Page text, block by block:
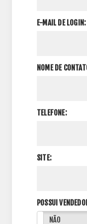
E-MAIL DE LOGIN:
NOME DE
TELEFONE:
SITE:
POSSUI
NÃO